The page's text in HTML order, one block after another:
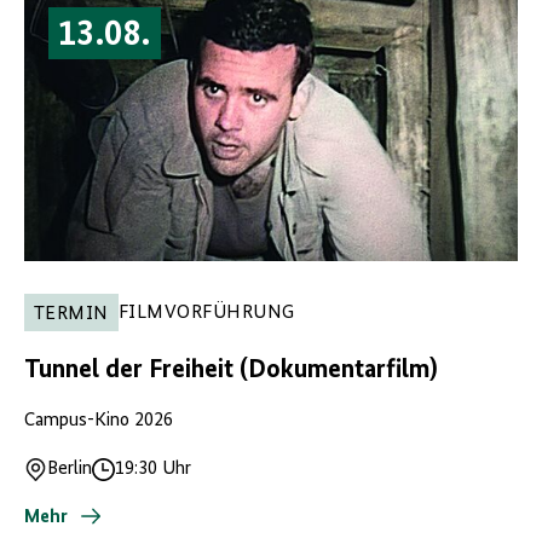
13.08.
TERMIN FILMVORFÜHRUNG
Tunnel der Freiheit (Dokumentarfilm)
Campus-Kino 2026
Ort
Berlin
Uhrzeit
19:30 Uhr
Mehr